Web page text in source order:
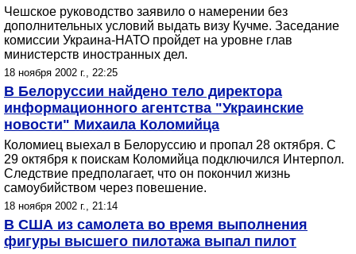
Чешское руководство заявило о намерении без
дополнительных условий выдать визу Кучме. Заседание
комиссии Украина-НАТО пройдет на уровне глав
министерств иностранных дел.
18 ноября 2002 г., 22:25
В Белоруссии найдено тело директора
информационного агентства "Украинские
новости" Михаила Коломийца
Коломиец выехал в Белоруссию и пропал 28 октября. С
29 октября к поискам Коломийца подключился Интерпол.
Следствие предполагает, что он покончил жизнь
самоубийством через повешение.
18 ноября 2002 г., 21:14
В США из самолета во время выполнения
фигуры высшего пилотажа выпал пилот